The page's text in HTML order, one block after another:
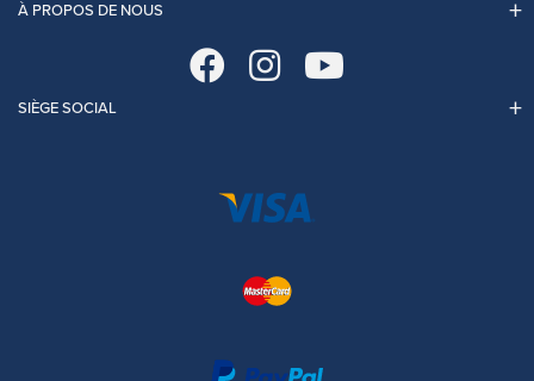
À PROPOS DE NOUS
SIÈGE SOCIAL